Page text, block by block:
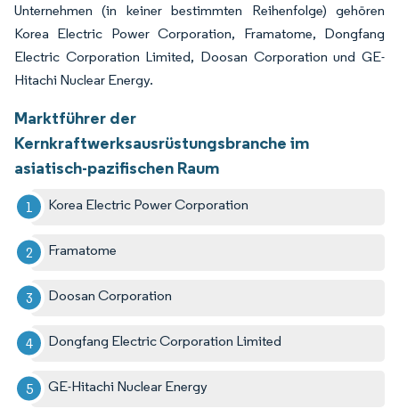
Unternehmen (in keiner bestimmten Reihenfolge) gehören
Korea Electric Power Corporation, Framatome, Dongfang
Electric Corporation Limited, Doosan Corporation und GE-
Hitachi Nuclear Energy.
Marktführer der
Kernkraftwerksausrüstungsbranche im
asiatisch-pazifischen Raum
Korea Electric Power Corporation
Framatome
Doosan Corporation
Dongfang Electric Corporation Limited
GE-Hitachi Nuclear Energy